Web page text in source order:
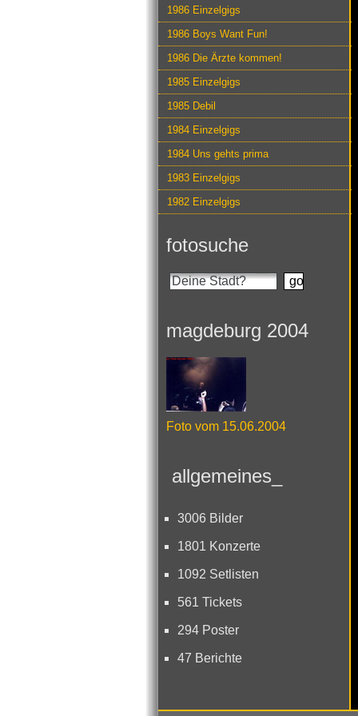
1986 Einzelgigs
1986 Boys Want Fun!
1986 Die Ärzte kommen!
1985 Einzelgigs
1985 Debil
1984 Einzelgigs
1984 Uns gehts prima
1983 Einzelgigs
1982 Einzelgigs
fotosuche
magdeburg 2004
Foto vom 15.06.2004
allgemeines_
3006 Bilder
1801 Konzerte
1092 Setlisten
561 Tickets
294 Poster
47 Berichte